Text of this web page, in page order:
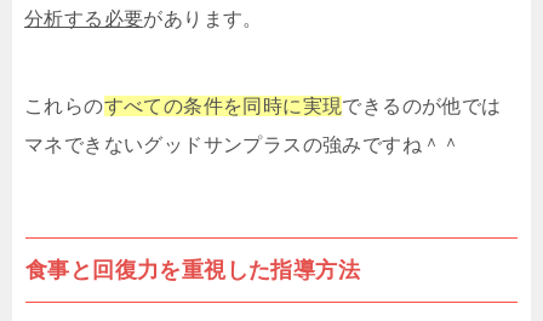
分析する必要があります。
これらのすべての条件を同時に実現できるのが他では
マネできないグッドサンプラスの強みですね＾＾
食事と回復力を重視した指導方法